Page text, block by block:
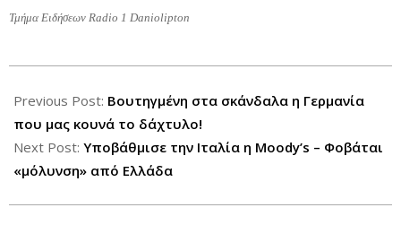
Τμήμα Ειδήσεων Radio 1 Daniolipton
07-
13
Previous Post: Βουτηγμένη στα σκάνδαλα η Γερμανία
που μας κουνά το δάχτυλο!
Next Post: Υποβάθμισε την Ιταλία η Moody’s – Φοβάται
«μόλυνση» από Ελλάδα